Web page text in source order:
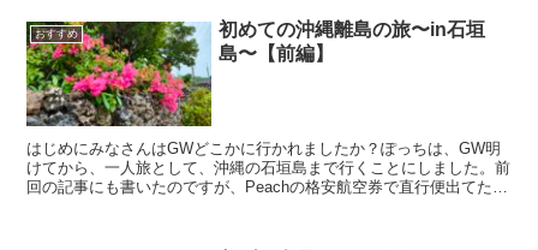
おすすめ
初めての沖縄離島の旅〜in石垣
島〜【前編】
はじめにみなさんはGWどこかに行かれましたか？ぽっちは、GW明
けてから、一人旅として、沖縄の石垣島まで行くことにしました。前
回の記事にも書いたのですが、Peachの格安航空券で直行便出てたの